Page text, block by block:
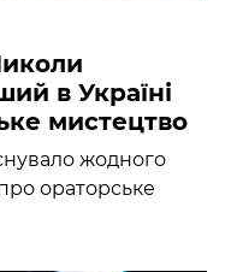
в Україні
мистецтво
жодного
ораторське